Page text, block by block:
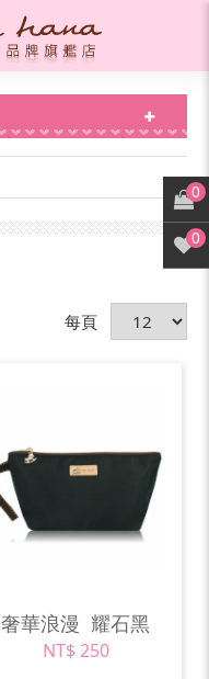
每頁
奢華浪漫 耀石黑
NT$ 250
0
0